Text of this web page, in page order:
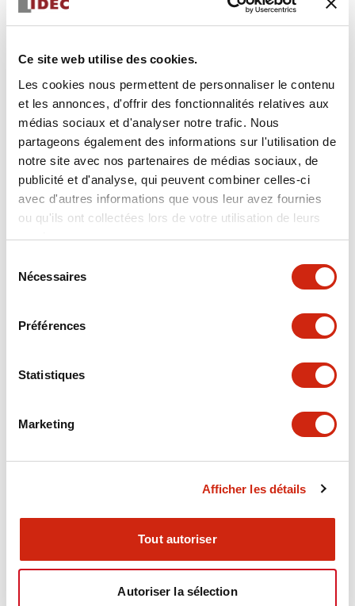
Ce site web utilise des cookies.
Les cookies nous permettent de personnaliser le contenu
et les annonces, d'offrir des fonctionnalités relatives aux
médias sociaux et d'analyser notre trafic. Nous
partageons également des informations sur l'utilisation de
notre site avec nos partenaires de médias sociaux, de
publicité et d'analyse, qui peuvent combiner celles-ci
avec d'autres informations que vous leur avez fournies
ou qu'ils ont collectées lors de votre utilisation de leurs
services.
Nécessaires
Préférences
Statistiques
Marketing
Afficher les détails
Tout autoriser
Autoriser la sélection
d’obtenir l’esthétique souhaitée. La sélection du
autour de la variante HK2D : capable d’atteindre un
rayon de courbure minimal de R80, ce bord sensible
se trouvait donc parfaitement adapté aux exigences
Par la suite, soucieux que le bord sensible garantisse
un fonctionnement sûr, nous avons choisi le relais de
sécurité IDEC HR6S en guise d’interface. Cette
solution permettait de raccorder le bord sensible
(dans sa configuration 4 fils) au relais et d’atteindre
ainsi le niveau de performance de sécurité (PLd)
Chaque AMR dispose en définitive aujourd’hui de
quatre bords sensibles, dont chacun est relié en série